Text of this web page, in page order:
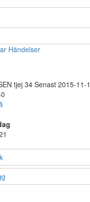
Händelser
tjej 34 Senast 2015-11-